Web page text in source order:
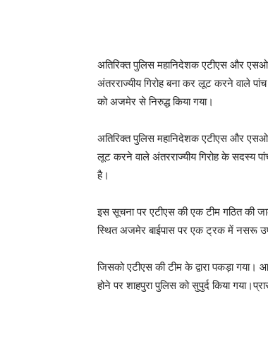
अतिरिक्त पुलिस महानिदेशक एटीएस और
अंतरराज्यीय गिरोह बना कर लूट करने वाले
को अजमेर से निरुद्ध किया गया।
अतिरिक्त पुलिस महानिदेशक एटीएस और
लूट करने वाले अंतरराज्यीय गिरोह के सदस्य
है।
इस सूचना पर एटीएस की एक टीम गठित की
स्थित अजमेर बाईपास पर एक ट्रक में नसरू
जिसको एटीएस की टीम के द्वारा पकड़ा गया।
होने पर शाहपुरा पुलिस को सुपुर्द किया